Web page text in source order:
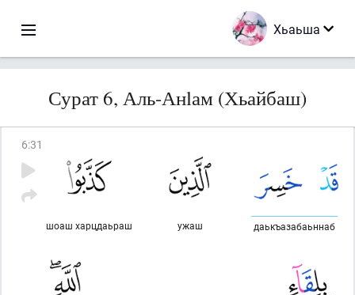
Хьаьша
Сурат 6, Аль-Анlам (Хьайбаш)
6:31
даькъазабаьннаб
ужаш
шоаш харцдаьраш